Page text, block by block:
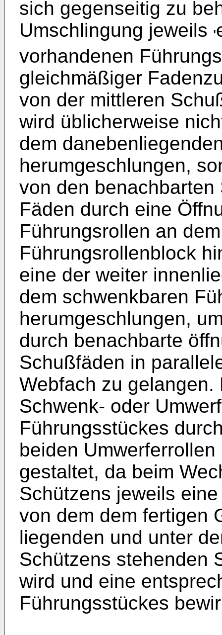
sich gegenseitig zu
Umschlingung jeweils '
vorhandenen
gleichmäßiger
von der mittleren
wird üblicherweise
dem
herumgeschlungen,
von den
Fäden durch eine
Führungsrollen an
Führungsrollenblock
eine der weiter
dem schwenkbaren
herumgeschlungen,
durch benachbarte
Schußfäden in
Webfach zu
Schwenk- oder
Führungsstückes
beiden
gestaltet, da beim
Schützens jeweils
von dem dem fertigen
liegenden und unter
Schützens stehenden
wird und eine
Führungsstückes